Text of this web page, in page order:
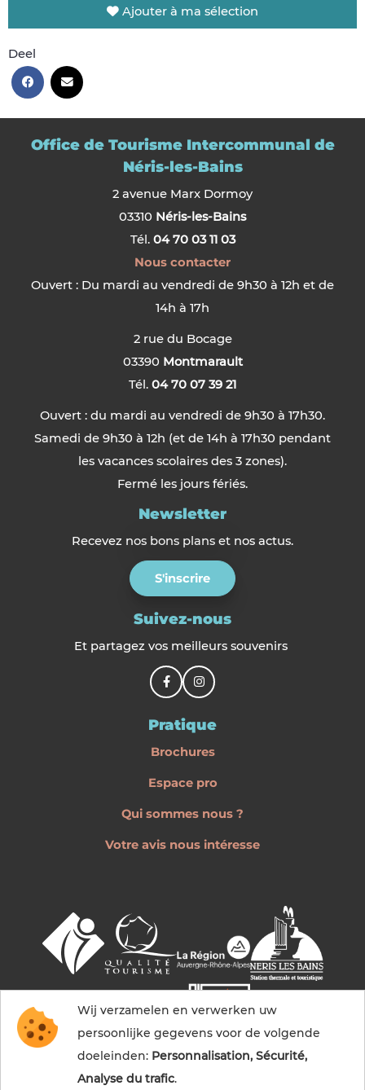
Ajouter à ma sélection
Deel
Office de Tourisme Intercommunal de
Néris-les-Bains
2 avenue Marx Dormoy
03310 Néris-les-Bains
Tél. 04 70 03 11 03
Nous contacter
Ouvert : Du mardi au vendredi de 9h30 à 12h et de
14h à 17h
2 rue du Bocage
03390 Montmarault
Tél. 04 70 07 39 21
Ouvert : du mardi au vendredi de 9h30 à 17h30.
Samedi de 9h30 à 12h (et de 14h à 17h30 pendant
les vacances scolaires des 3 zones).
Fermé les jours fériés.
Newsletter
Recevez nos bons plans et nos actus.
S'inscrire
Suivez-nous
Et partagez vos meilleurs souvenirs
Pratique
Brochures
Espace pro
Qui sommes nous ?
Votre avis nous intéresse
Wij verzamelen en verwerken uw
persoonlijke gegevens voor de volgende
doeleinden: Personnalisation, Sécurité,
Analyse du trafic.